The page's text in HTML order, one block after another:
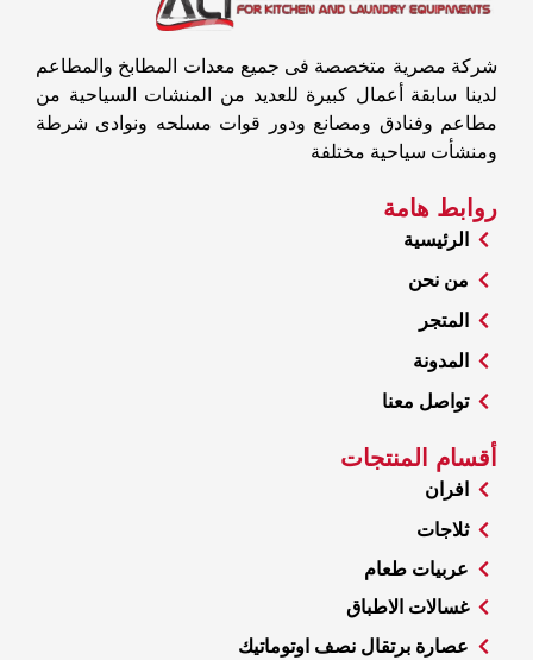
شركة مصرية متخصصة فى جميع معدات المطابخ والمطاعم
لدينا سابقة أعمال كبيرة للعديد من المنشات السياحية من
مطاعم وفنادق ومصانع ودور قوات مسلحه ونوادى شرطة
ومنشأت سياحية مختلفة
روابط هامة
الرئيسية
من نحن
المتجر
المدونة
تواصل معنا
أقسام المنتجات
افران
ثلاجات
عربيات طعام
غسالات الاطباق
عصارة برتقال نصف اوتوماتيك